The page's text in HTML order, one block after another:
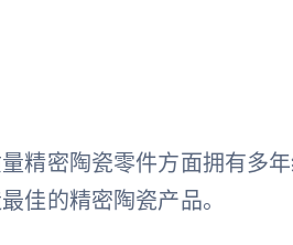
精密陶瓷零件方面拥有多
佳的精密陶瓷产品。